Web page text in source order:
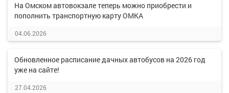
На Омском автовокзале теперь можно приобрести и
пополнить транспортную карту ОМКА
04.06.2026
Обновленное расписание дачных автобусов на 2026 год
уже на сайте!
27.04.2026